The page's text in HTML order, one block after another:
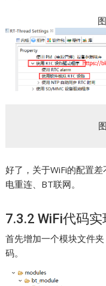
好了，关于WiFi的配置
电重连、BT联网。
7.3.2 WiFi代码实
首先增加一个模块文件
码。